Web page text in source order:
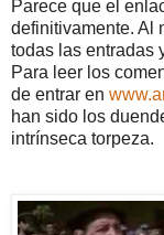
Parece que el
definitivamente. Al
todas las entradas
Para leer los
de entrar en
han sido los
intrínseca torpeza.